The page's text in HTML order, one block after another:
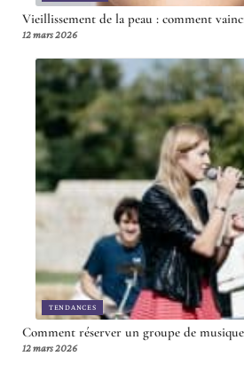
Vieillissement de la peau : comment
12 mars 2026
TENDANCES
Comment réserver un groupe de
12 mars 2026